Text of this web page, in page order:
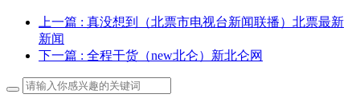
上一篇 : 真没想到（北票市电视台新闻联播）北票最新
新闻
下一篇 : 全程干货（new北仑）新北仑网